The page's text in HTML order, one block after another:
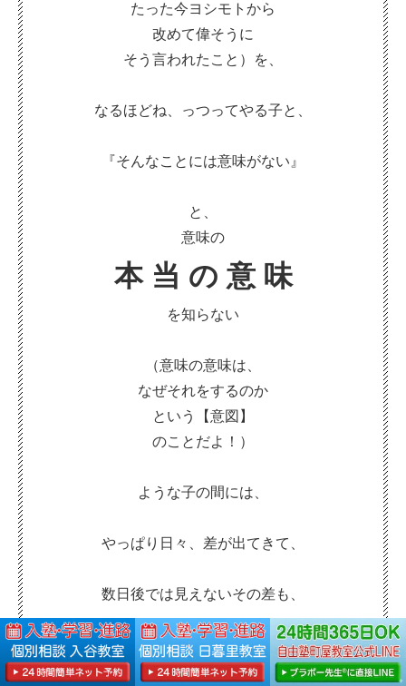
たった今ヨシモトから
改めて偉そうに
そう言われたこと）を、
なるほどね、っつってやる子と、
『そんなことには意味がない』
と、
意味の
本 当 の 意 味
を知らない
（意味の意味は、
なぜそれをするのか
という【意図】
のことだよ！）
ような子の間には、
やっぱり日々、差が出てきて、
数日後では見えないその差も、
一年後には
望遠鏡のそれ